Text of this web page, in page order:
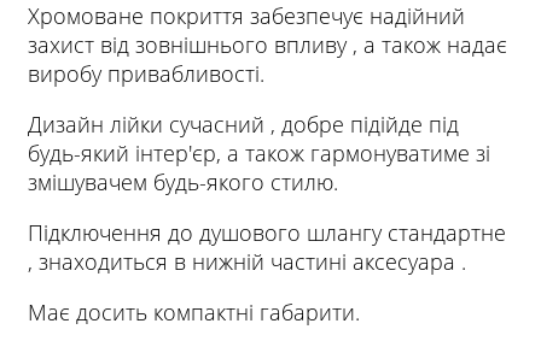
Хромоване покриття забезпечує надійний
захист від зовнішнього впливу , а також надає
виробу привабливості.
Дизайн лійки сучасний , добре підійде під
будь-який інтер'єр, а також гармонуватиме зі
змішувачем будь-якого стилю.
Підключення до душового шлангу стандартне
, знаходиться в нижній частині аксесуара .
Має досить компактні габарити.